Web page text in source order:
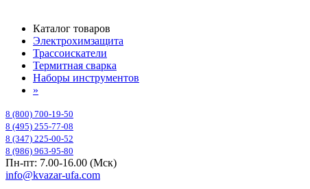
Каталог товаров
Электрохимзащита
Трассоискатели
Термитная сварка
Наборы инструментов
»
8 (800) 700-19-50
8 (495) 255-77-08
8 (347) 225-00-52
8 (986) 963-95-80
Пн-пт: 7.00-16.00 (Мск)
info@kvazar-ufa.com